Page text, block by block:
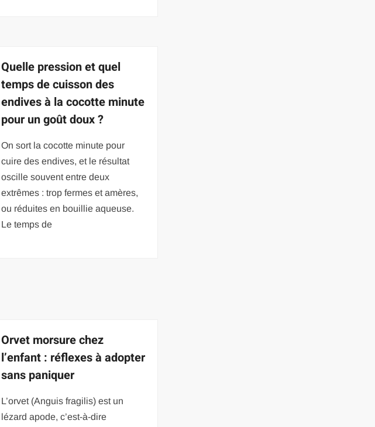
Quelle pression et quel
temps de cuisson des
endives à la cocotte minute
pour un goût doux ?
On sort la cocotte minute pour
cuire des endives, et le résultat
oscille souvent entre deux
extrêmes : trop fermes et amères,
ou réduites en bouillie aqueuse.
Le temps de
Orvet morsure chez
l’enfant : réflexes à adopter
sans paniquer
L’orvet (Anguis fragilis) est un
lézard apode, c’est-à-dire